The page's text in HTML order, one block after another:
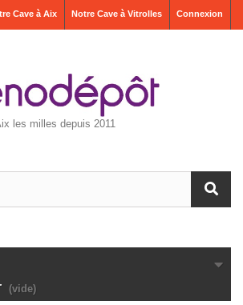
Connexion
Notre Cave à Vitrolles
Cave à Aix
les milles depuis 2011
(vide)